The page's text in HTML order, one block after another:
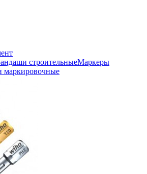
строительныеМаркеры
маркировочные